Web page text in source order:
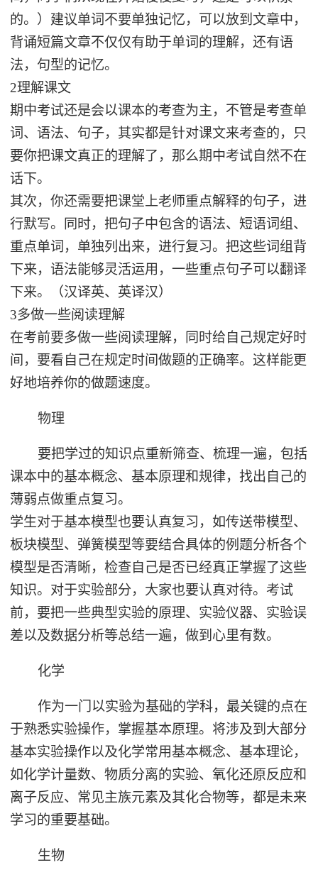
的。）建议单词不要单独记忆，可以放到文章中，
背诵短篇文章不仅仅有助于单词的理解，还有语
法，句型的记忆。
2理解课文
期中考试还是会以课本的考查为主，不管是考查单
词、语法、句子，其实都是针对课文来考查的，只
要你把课文真正的理解了，那么期中考试自然不在
话下。
其次，你还需要把课堂上老师重点解释的句子，进
行默写。同时，把句子中包含的语法、短语词组、
重点单词，单独列出来，进行复习。把这些词组背
下来，语法能够灵活运用，一些重点句子可以翻译
下来。（汉译英、英译汉）
3多做一些阅读理解
在考前要多做一些阅读理解，同时给自己规定好时
间，要看自己在规定时间做题的正确率。这样能更
好地培养你的做题速度。
物理
要把学过的知识点重新筛查、梳理一遍，包括
课本中的基本概念、基本原理和规律，找出自己的
薄弱点做重点复习。
学生对于基本模型也要认真复习，如传送带模型、
板块模型、弹簧模型等要结合具体的例题分析各个
模型是否清晰，检查自己是否已经真正掌握了这些
知识。对于实验部分，大家也要认真对待。考试
前，要把一些典型实验的原理、实验仪器、实验误
差以及数据分析等总结一遍，做到心里有数。
化学
作为一门以实验为基础的学科，最关键的点在
于熟悉实验操作，掌握基本原理。将涉及到大部分
基本实验操作以及化学常用基本概念、基本理论，
如化学计量数、物质分离的实验、氧化还原反应和
离子反应、常见主族元素及其化合物等，都是未来
学习的重要基础。
生物